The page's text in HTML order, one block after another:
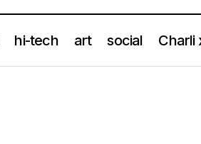
hi-tech art social Charli